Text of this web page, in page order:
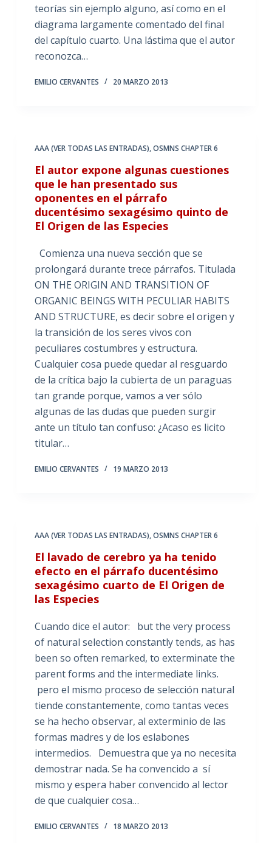
teorías sin ejemplo alguno, así como en el
diagrama largamente comentado del final
del capítulo cuarto. Una lástima que el autor
reconozca…
EMILIO CERVANTES 20 MARZO 2013
AAA (VER TODAS LAS ENTRADAS),OSMNS CHAPTER 6
El autor expone algunas cuestiones
que le han presentado sus
oponentes en el párrafo
ducentésimo sexagésimo quinto de
El Origen de las Especies
Comienza una nueva sección que se
prolongará durante trece párrafos. Titulada
ON THE ORIGIN AND TRANSITION OF
ORGANIC BEINGS WITH PECULIAR HABITS
AND STRUCTURE, es decir sobre el origen y
la transición de los seres vivos con
peculiares costumbres y estructura.
Cualquier cosa puede quedar al resguardo
de la crítica bajo la cubierta de un paraguas
tan grande porque, vamos a ver sólo
algunas de las dudas que pueden surgir
ante un título tan confuso: ¿Acaso es licito
titular…
EMILIO CERVANTES 19 MARZO 2013
AAA (VER TODAS LAS ENTRADAS),OSMNS CHAPTER 6
El lavado de cerebro ya ha tenido
efecto en el párrafo ducentésimo
sexagésimo cuarto de El Origen de
las Especies
Cuando dice el autor: but the very process
of natural selection constantly tends, as has
been so often remarked, to exterminate the
parent forms and the intermediate links.
pero el mismo proceso de selección natural
tiende constantemente, como tantas veces
se ha hecho observar, al exterminio de las
formas madres y de los eslabones
intermedios. Demuestra que ya no necesita
demostrar nada. Se ha convencido a sí
mismo y espera haber convencido al lector
de que cualquier cosa…
EMILIO CERVANTES 18 MARZO 2013